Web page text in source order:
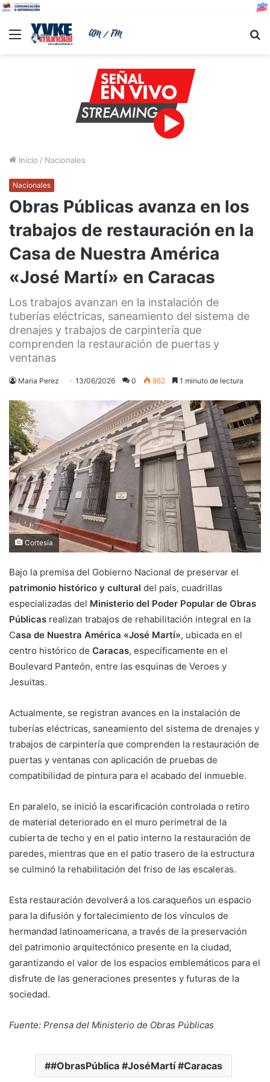
Menu
Inicio / Nacionales
Nacionales
Obras Públicas avanza en los
trabajos de restauración en la
Casa de Nuestra América
«José Martí» en Caracas
Los trabajos avanzan en la instalación de
tuberías eléctricas, saneamiento del sistema de
drenajes y trabajos de carpintería que
comprenden la restauración de puertas y
ventanas
Maria Perez 13/06/2026 0 862 1 minuto de lectura
Cortesía
Bajo la premisa del Gobierno Nacional de preservar el
patrimonio histórico y cultural del país, cuadrillas
especializadas del Ministerio del Poder Popular de Obras
Públicas realizan trabajos de rehabilitación integral en la
Casa de Nuestra América «José Martí», ubicada en el
centro histórico de Caracas, específicamente en el
Boulevard Panteón, entre las esquinas de Veroes y
Jesuitas.
Actualmente, se registran avances en la instalación de
tuberías eléctricas, saneamiento del sistema de drenajes y
trabajos de carpintería que comprenden la restauración de
puertas y ventanas con aplicación de pruebas de
compatibilidad de pintura para el acabado del inmueble.
En paralelo, se inició la escarificación controlada o retiro
de material deteriorado en el muro perimetral de la
cubierta de techo y en el patio interno la restauración de
paredes, mientras que en el patio trasero de la estructura
se culminó la rehabilitación del friso de las escaleras.
Esta restauración devolverá a los caraqueños un espacio
para la difusión y fortalecimiento de los vínculos de
hermandad latinoamericana, a través de la preservación
del patrimonio arquitectónico presente en la ciudad,
garantizando el valor de los espacios emblemáticos para el
disfrute de las generaciones presentes y futuras de la
sociedad.
Fuente: Prensa del Ministerio de Obras Públicas
#ObrasPública #JoséMartí #Caracas